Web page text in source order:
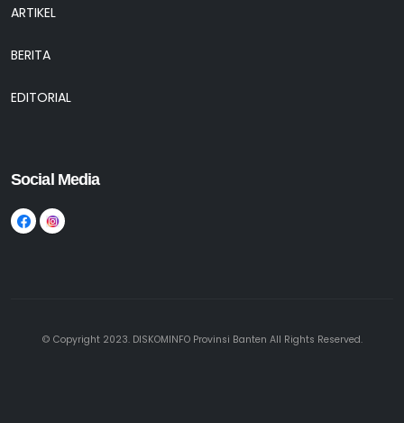
ARTIKEL
BERITA
EDITORIAL
Social Media
© Copyright 2023. DISKOMINFO Provinsi Banten All Rights Reserved.